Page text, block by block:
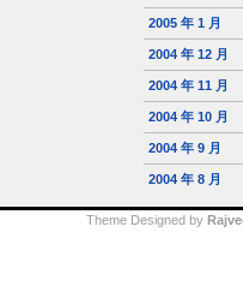
2005 年 1 月
2004 年 12 月
2004 年 11 月
2004 年 10 月
2004 年 9 月
2004 年 8 月
Theme Designed by